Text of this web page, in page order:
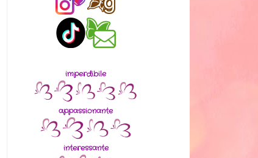
imperdibile
appassionante
interessante